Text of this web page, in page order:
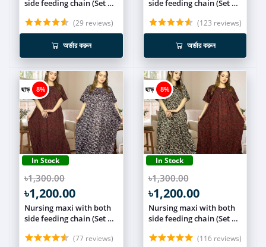
side feeding chain (Set of
(29 reviews)
অর্ডার করুন
side feeding chain (Set of
(123 reviews)
অর্ডার করুন
ছাড় 8%
In Stock
৳1,300.00
৳1,200.00
Nursing maxi with both
side feeding chain (Set of
(77 reviews)
ছাড় 8%
In Stock
৳1,300.00
৳1,200.00
Nursing maxi with both
side feeding chain (Set of
(116 reviews)